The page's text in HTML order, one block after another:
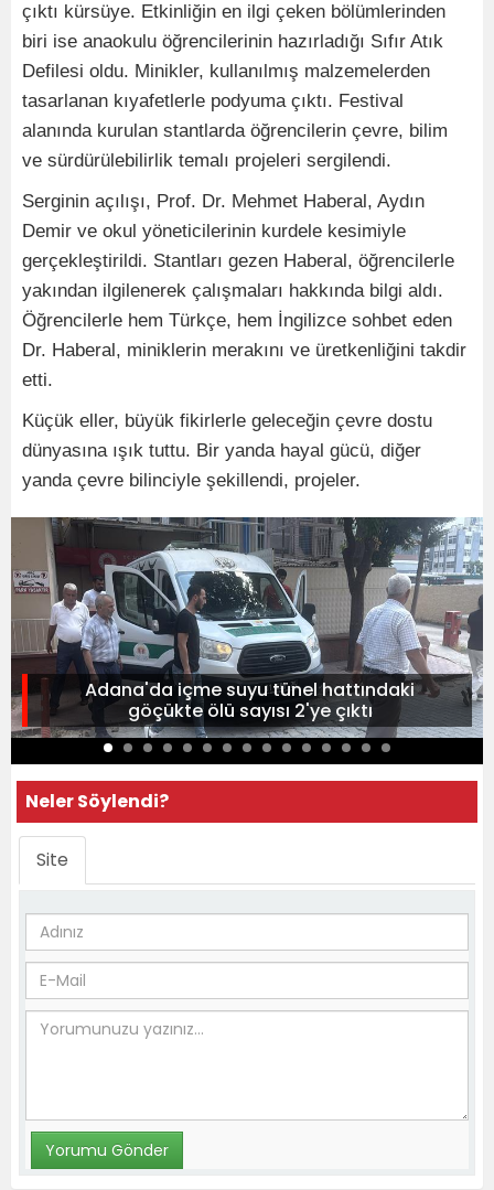
çıktı kürsüye. Etkinliğin en ilgi çeken bölümlerinden
biri ise anaokulu öğrencilerinin hazırladığı Sıfır Atık
Defilesi oldu. Minikler, kullanılmış malzemelerden
tasarlanan kıyafetlerle podyuma çıktı. Festival
alanında kurulan stantlarda öğrencilerin çevre, bilim
ve sürdürülebilirlik temalı projeleri sergilendi.
Serginin açılışı, Prof. Dr. Mehmet Haberal, Aydın
Demir ve okul yöneticilerinin kurdele kesimiyle
gerçekleştirildi. Stantları gezen Haberal, öğrencilerle
yakından ilgilenerek çalışmaları hakkında bilgi aldı.
Öğrencilerle hem Türkçe, hem İngilizce sohbet eden
Dr. Haberal, miniklerin merakını ve üretkenliğini takdir
etti.
Küçük eller, büyük fikirlerle geleceğin çevre dostu
dünyasına ışık tuttu. Bir yanda hayal gücü, diğer
yanda çevre bilinciyle şekillendi, projeler.
Adana'da içme suyu tünel hattındaki
göçükte ölü sayısı 2'ye çıktı
Neler Söylendi?
Site